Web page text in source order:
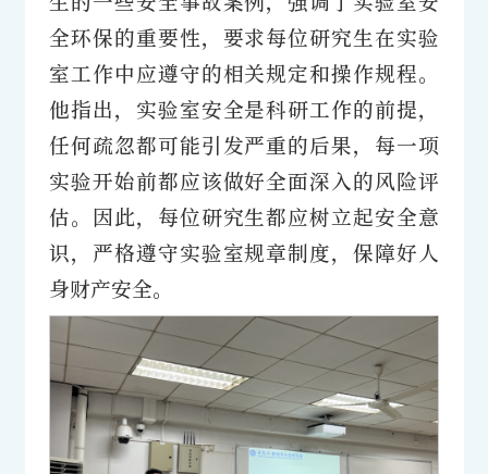
全环保的重要性，要求每位研究生在实验
室工作中应遵守的相关规定和操作规程。
他指出，实验室安全是科研工作的前提，
任何疏忽都可能引发严重的后果，每一项
实验开始前都应该做好全面深入的风险评
估。因此，每位研究生都应树立起安全意
识，严格遵守实验室规章制度，保障好人
身财产安全。